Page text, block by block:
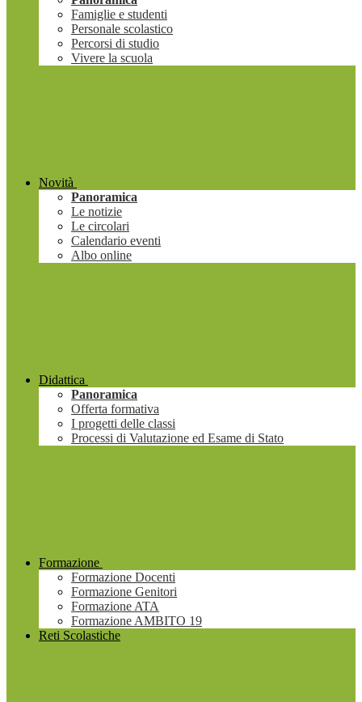
Famiglie e studenti
Personale scolastico
Percorsi di studio
Vivere la scuola
Novità
Panoramica
Le notizie
Le circolari
Calendario eventi
Albo online
Didattica
Panoramica
Offerta formativa
I progetti delle classi
Processi di Valutazione ed Esame di Stato
Formazione
Formazione Docenti
Formazione Genitori
Formazione ATA
Formazione AMBITO 19
Reti Scolastiche